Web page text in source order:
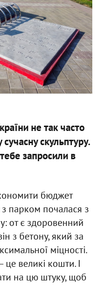
не так часто
скульптуру.
запросили в
бюджет
парком почалася з
от є здоровенний
з бетону, який за
міцності.
великі кошти. І
на цю штуку, щоб